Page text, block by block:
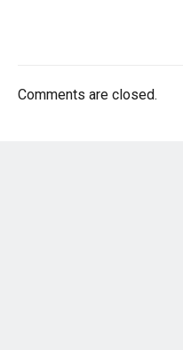
Comments are closed.